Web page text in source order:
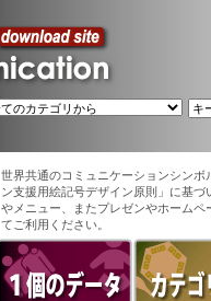
世界共通のコミュニケーションシン
ン支援用絵記号デザイン原則」に基
やメニュー、またプレゼンやホーム
てご利用ください。